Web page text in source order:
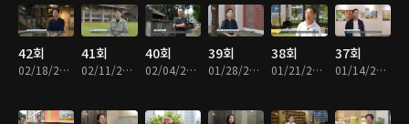
42회
02/18/2025 • 25분
41회
02/11/2025 • 25분
40회
02/04/2025 • 25분
39회
01/28/2025 • 25분
38회
01/21/2025 • 25분
37회
01/14/2025 • 25분